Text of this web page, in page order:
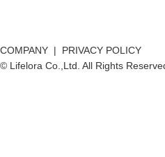
COMPANY | PRIVACY POLICY
© Lifelora Co.,Ltd. All Rights